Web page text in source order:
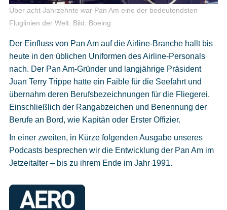
Über acht Jahrzehnte war Pan Am eine der bedeutendsten
Fluglinien der Welt. Bild: Boeing
Der Einfluss von Pan Am auf die Airline-Branche hallt bis
heute in den üblichen Uniformen des Airline-Personals
nach. Der Pan Am-Gründer und langjährige Präsident
Juan Terry Trippe hatte ein Faible für die Seefahrt und
übernahm deren Berufsbezeichnungen für die Fliegerei.
Einschließlich der Rangabzeichen und Benennung der
Berufe an Bord, wie Kapitän oder Erster Offizier.
In einer zweiten, in Kürze folgenden Ausgabe unseres
Podcasts besprechen wir die Entwicklung der Pan Am im
Jetzeitalter – bis zu ihrem Ende im Jahr 1991.